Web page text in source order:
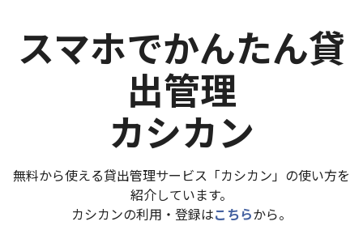
スマホでかんたん貸
出管理
カシカン
無料から使える貸出管理サービス「カシカン」の使い方を
紹介しています。
カシカンの利用・登録はこちらから。